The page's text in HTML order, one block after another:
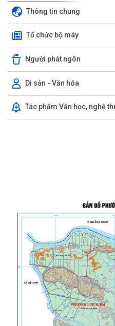
Thông tin chung
Tổ chức bộ máy
Người phát ngôn
Di sản - Văn hóa
Tác phẩm Văn học, nghệ
UBND PHƯỜNG LƯU KIẾM TỔ
NĂM 2026
UBDN phường Lưu Kiếm thông
kiểm tra hồ sơ đăng ký, cấp Giấy...
UBND phường Lưu Kiếm thông
kiểm tra hồ sơ đăng ký, cấp Giấy...
ĐOÀN KIỂM TRA CỦA BAN
CÔNG TÁC KHOA HỌC, CÔNG